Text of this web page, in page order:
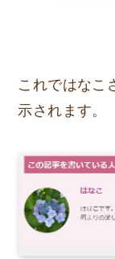
これではなこ
示されます。